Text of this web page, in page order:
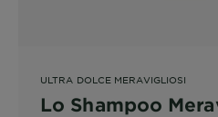
ULTRA DOLCE MERAVIGLIOSI
Lo Shampoo